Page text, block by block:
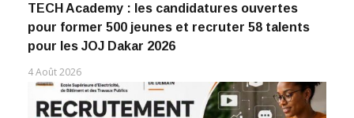
TECH Academy : les candidatures ouvertes
pour former 500 jeunes et recruter 58 talents
pour les JOJ Dakar 2026
4 Août 2026